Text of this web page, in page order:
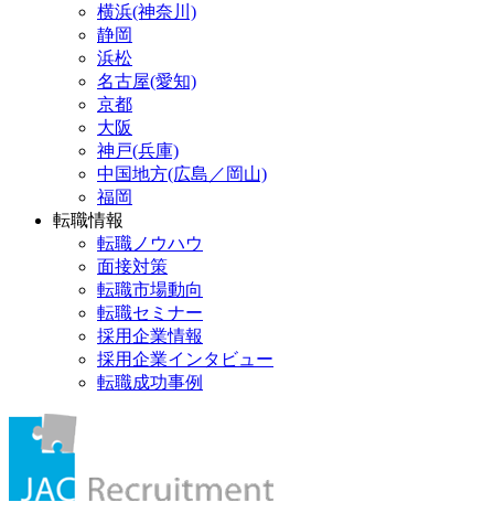
横浜(神奈川)
静岡
浜松
名古屋(愛知)
京都
大阪
神戸(兵庫)
中国地方(広島／岡山)
福岡
転職情報
転職ノウハウ
面接対策
転職市場動向
転職セミナー
採用企業情報
採用企業インタビュー
転職成功事例